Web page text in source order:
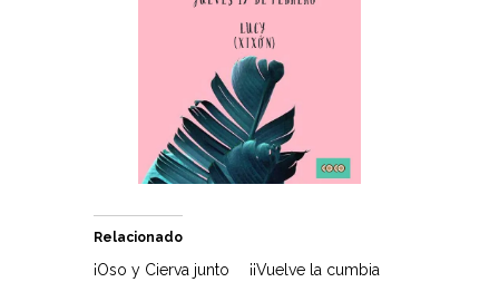
Relacionado
¡Oso y Cierva junto
¡¡Vuelve la cumbia